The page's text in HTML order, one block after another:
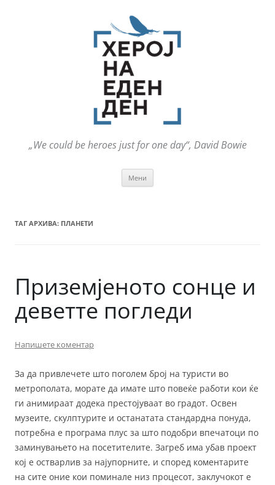
„We could be heroes just for one day“, David Bowie
Мени
ТАГ АРХИВА: ПЛАНЕТИ
Приземјеното сонце и
деветте погледи
Напишете коментар
За да привлечете што поголем број на туристи во
метрополата, морате да имате што повеќе работи кои ќе
ги анимираат додека престојуваат во градот. Освен
музеите, скулптурите и останатата стандардна понуда,
потребна е програма плус за што подобри впечатоци по
заминувањето на посетителите. Загреб има убав проект
кој е остварлив за најупорните, и според коментарите
на сите оние кои поминале низ процесот, заклучокот е